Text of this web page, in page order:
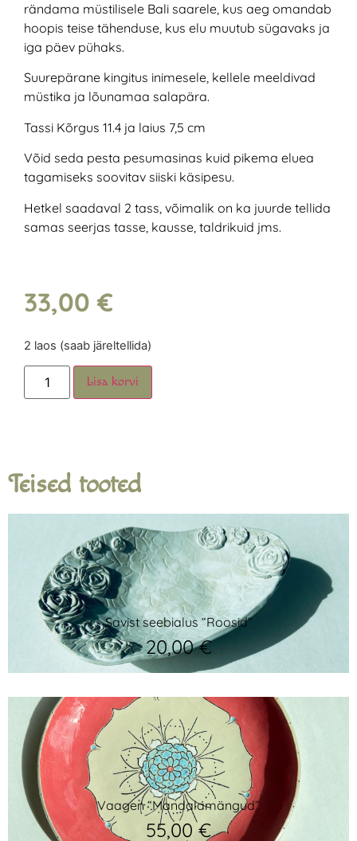
rändama müstilisele Bali saarele, kus aeg omandab
hoopis teise tähenduse, kus elu muutub sügavaks ja
iga päev pühaks.
Suurepärane kingitus inimesele, kellele meeldivad
müstika ja lõunamaa salapära.
Tassi Kõrgus 11.4 ja laius 7,5 cm
Võid seda pesta pesumasinas kuid pikema eluea
tagamiseks soovitav siiski käsipesu.
Hetkel saadaval 2 tass, võimalik on ka juurde tellida
samas seerjas tasse, kausse, taldrikuid jms.
33,00€
2 laos (saab järeltellida)
Lisa korvi
Teised tooted
Savist seebialus “Roosid”
20,00€
Vaagen “Mandalamängud”
55,00€